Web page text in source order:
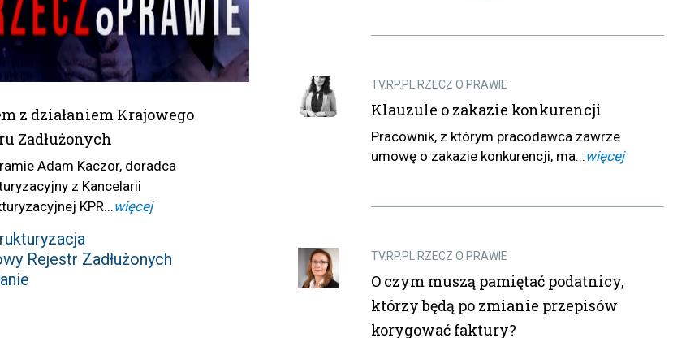
z działaniem Krajowego
Zadłużonych
Adam Kaczor, doradca
z Kancelarii
KPR...więcej
Rejestr Zadłużonych
TV.RP.PL RZECZ O PRAWIE
Klauzule o zakazie konkurencji
Pracownik, z którym pracodawca zawrze
umowę o zakazie konkurencji, ma...więcej
TV.RP.PL RZECZ O PRAWIE
O czym muszą pamiętać podatnicy,
którzy będą po zmianie przepisów
korygować faktury?